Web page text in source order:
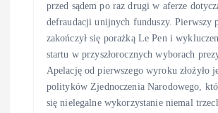
przed sądem po raz drugi w aferze
defraudacji unijnych funduszy. Pierwszy
zakończył się porażką Le Pen i
startu w przyszłorocznych wyborach
Apelację od pierwszego wyroku złożyło
polityków Zjednoczenia Narodowego,
się nielegalne wykorzystanie niemal